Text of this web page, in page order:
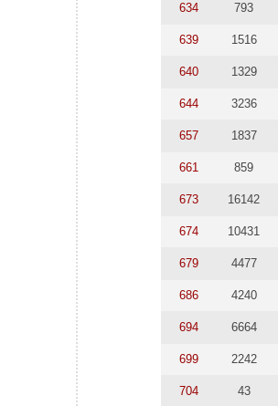
634 793
639 1516
640 1329
644 3236
657 1837
661 859
673 16142
674 10431
679 4477
686 4240
694 6664
699 2242
704 43